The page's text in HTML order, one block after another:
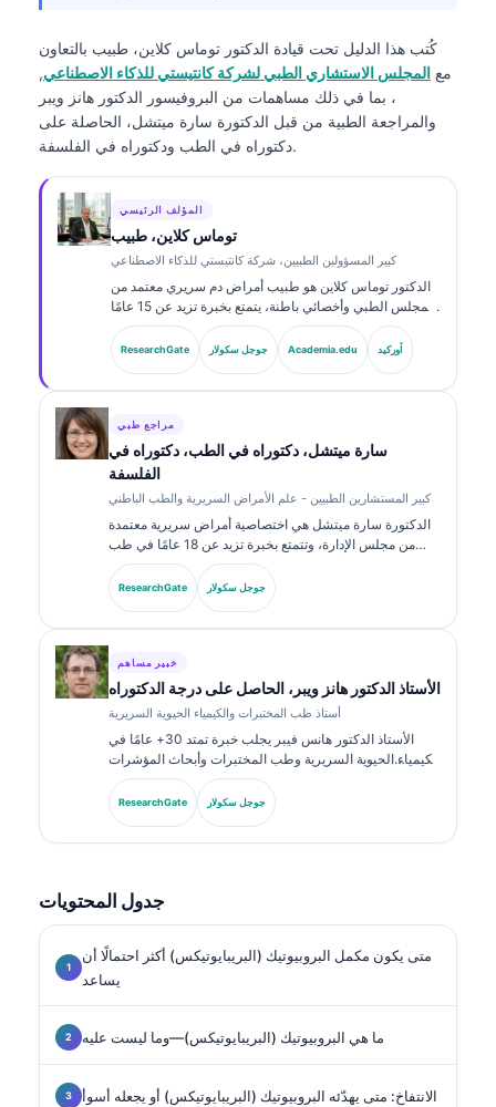
كُتب هذا الدليل تحت قيادة الدكتور توماس كلاين، طبيب بالتعاون
مع المجلس الاستشاري الطبي لشركة كانتيستي للذكاء الاصطناعي,
، بما في ذلك مساهمات من البروفيسور الدكتور هانز ويبر
والمراجعة الطبية من قبل الدكتورة سارة ميتشل، الحاصلة على
دكتوراه في الطب ودكتوراه في الفلسفة.
المؤلف الرئيسي
توماس كلاين، طبيب
كبير المسؤولين الطبيين، شركة كانتيستي للذكاء الاصطناعي
الدكتور توماس كلاين هو طبيب أمراض دم سريري معتمد من
المجلس الطبي وأخصائي باطنة، يتمتع بخبرة تزيد عن 15 عامًا
في طب المختبرات والتحليل السريري المدعوم بالذكاء
الاصطناعي. بصفته كبير مسؤولي الشؤون الطبية في
Kantesti AI، يوفّر إشرافًا سريريًا على دقة المعلومات الطبية
ResearchGate جوجل سكولار Academia.edu أوركيد
مراجع طبي
سارة ميتشل، دكتوراه في الطب، دكتوراه في
الفلسفة
كبير المستشارين الطبيين - علم الأمراض السريرية والطب الباطني
الدكتورة سارة ميتشل هي اختصاصية أمراض سريرية معتمدة
من مجلس الإدارة، وتتمتع بخبرة تزيد عن 18 عامًا في طب
المختبرات والتحليل التشخيصي. تحمل شهادات تخصص في
الكيمياء السريرية، ونشرت على نطاق واسع حول لوحات
ResearchGate جوجل سكولار
خبير مساهم
الأستاذ الدكتور هانز ويبر، الحاصل على درجة الدكتوراه
أستاذ طب المختبرات والكيمياء الحيوية السريرية
الأستاذ الدكتور هانس فيبر يجلب خبرة تمتد 30+ عامًا في
الكيمياء الحيوية السريرية وطب المختبرات وأبحاث المؤشرات
الحيوية. بصفته الرئيس السابق للجمعية الألمانية للكيمياء
السريرية، يتخصص في تحليل لوحات التشخيص، وتوحيد
المؤشرات الحيوية، والطب المخبري المدعوم بالذكاء
ResearchGate جوجل سكولار
جدول المحتويات
متى يكون مكمل البروبيوتيك (البريبايوتيكس) أكثر احتمالًا أن
يساعد
ما هي البروبيوتيك (البريبايوتيكس)—وما ليست عليه
الانتفاخ: متى يهدّئه البروبيوتيك (البريبايوتيكس) أو يجعله أسوأ